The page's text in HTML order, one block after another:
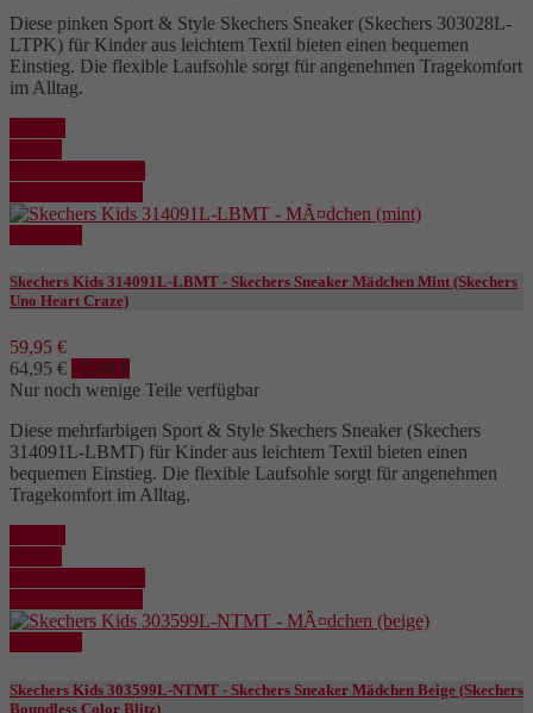
Diese pinken Sport & Style Skechers Sneaker (Skechers 303028L-
LTPK) für Kinder aus leichtem Textil bieten einen bequemen
Einstieg. Die flexible Laufsohle sorgt für angenehmen Tragekomfort
im Alltag.
Skechers Kids 314091L-LBMT - Skechers Sneaker Mädchen Mint (Skechers
Uno Heart Craze)
59,95 €
64,95 € - 5,00 €
Nur noch wenige Teile verfügbar
Diese mehrfarbigen Sport & Style Skechers Sneaker (Skechers
314091L-LBMT) für Kinder aus leichtem Textil bieten einen
bequemen Einstieg. Die flexible Laufsohle sorgt für angenehmen
Tragekomfort im Alltag.
Skechers Kids 303599L-NTMT - Skechers Sneaker Mädchen Beige (Skechers
Boundless Color Blitz)